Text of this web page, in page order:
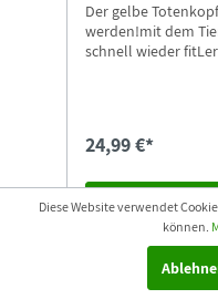
Der gelbe
werden!mit dem
schnell wieder
24,99 €*
In
Diese Website verwendet
können.